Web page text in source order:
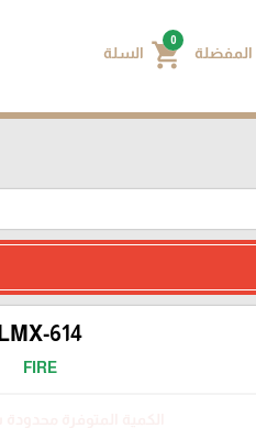
المفضلة
0
shopping_cart السلة
LMX-614
FIRE